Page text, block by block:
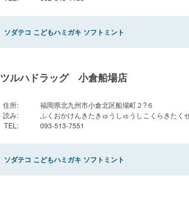
ソダテコ こどもハミガキ ソフトミント
ツルハドラッグ 小倉船場店
住所:
福岡県北九州市小倉北区船場町２?６
読み:
ふくおかけんきたきゅうしゅうしこくらきたく
TEL: 093-513-7551
ソダテコ こどもハミガキ ソフトミント